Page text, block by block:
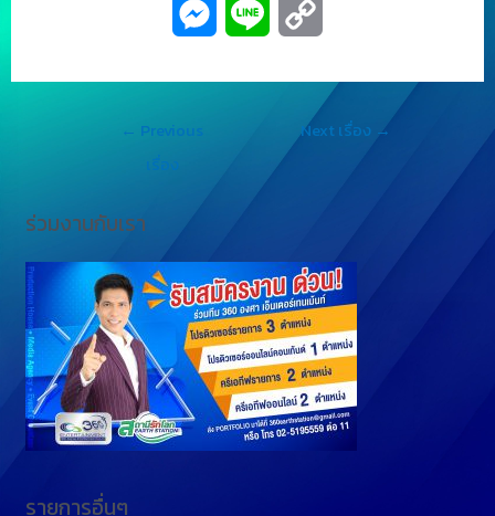
g
e
r
p
n
k
← Previous
เรื่อง
Next เรื่อง →
ร่วมงานกับเรา
รายการอื่นๆ